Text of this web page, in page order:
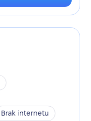
Brak internetu